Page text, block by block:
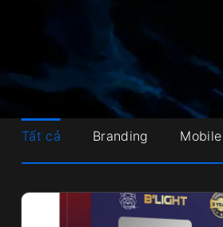
Tất cả Branding